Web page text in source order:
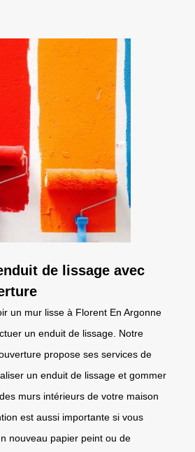
de lissage avec
un mur lisse à Florent En Argonne
un enduit de lissage. Notre
propose ses services de
un enduit de lissage et gommer
murs intérieurs de votre maison
est aussi importante si vous
nouveau papier peint ou de